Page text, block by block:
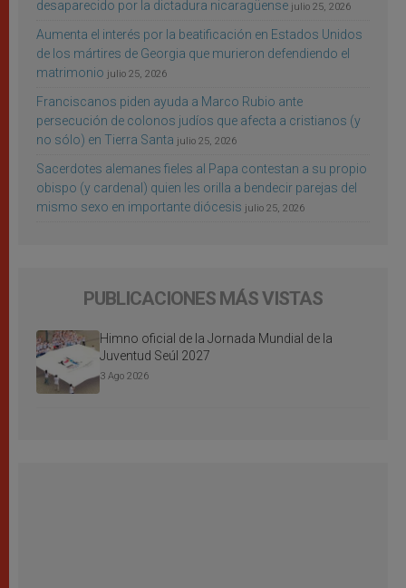
desaparecido por la dictadura nicaragüense julio 25, 2026
Aumenta el interés por la beatificación en Estados Unidos
de los mártires de Georgia que murieron defendiendo el
matrimonio julio 25, 2026
Franciscanos piden ayuda a Marco Rubio ante
persecución de colonos judíos que afecta a cristianos (y
no sólo) en Tierra Santa julio 25, 2026
Sacerdotes alemanes fieles al Papa contestan a su propio
obispo (y cardenal) quien les orilla a bendecir parejas del
mismo sexo en importante diócesis julio 25, 2026
PUBLICACIONES MÁS VISTAS
Himno oficial de la Jornada Mundial de la
Juventud Seúl 2027
3 Ago 2026